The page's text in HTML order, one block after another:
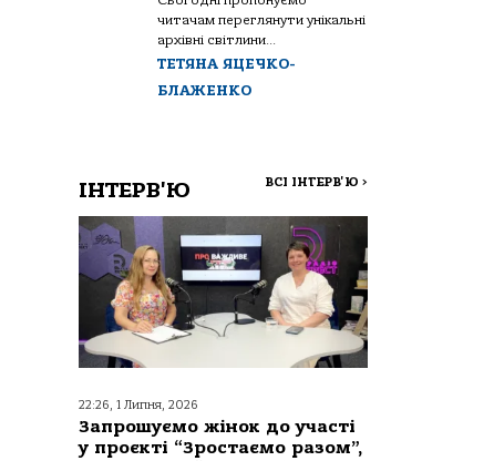
читачам переглянути унікальні
архівні світлини...
ТЕТЯНА ЯЦЕЧКО-
БЛАЖЕНКО
ІНТЕРВ'Ю ВСІ ІНТЕРВ'Ю >
22:26, 1 Липня, 2026
Запрошуємо жінок до участі
у проєкті “Зростаємо разом”,